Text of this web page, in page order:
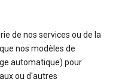
de nos services ou de la
nos modèles de
automatique) pour
ou d'autres